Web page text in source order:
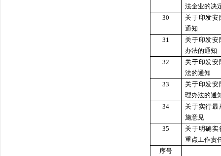
法企业的决
30
关于印发
通知
31
关于印发
办法的通知
32
关于印发
法的通知
33
关于印发
理办法的通
34
关于实行
施意见
35
关于明确
重点工作责
序号